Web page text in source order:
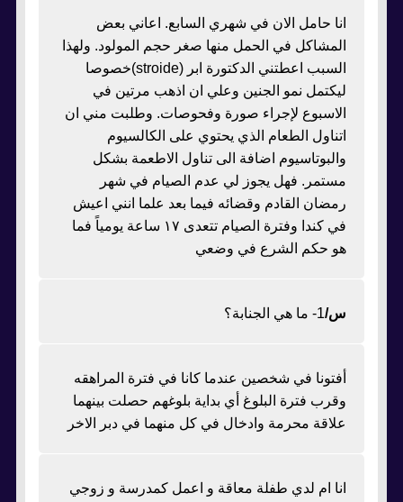
انا حامل الان في شهري السابع. اعاني بعض
المشاكل في الحمل منها صغر حجم المولود. ولهذا
السبب اعطتني الدكتورة ابر (stroide)خصوصا
ليكتمل نمو الجنين وعلي ان اذهب مرتين في
الاسبوع لإجراء صورة وفحوصات. وطلبت مني ان
اتناول الطعام الذي يحتوي على الكالسيوم
والبوتاسيوم اضافة الى تناول الاطعمة بشكل
مستمر. فهل يجوز لي عدم الصيام في شهر
رمضان القادم وقضائه فيما بعد علما انني اعيش
في كندا وفترة الصيام تتعدى ١٧ ساعة يومياً فما
هو حكم الشرع في وضعي
س/1- ما هي الجنابة؟
أفتونا في شخصين عندما كانا في فترة المراهقه
وقرب فترة البلوغ أي بداية بلوغهم حصلت بينهما
علاقة محرمة وادخال في كل منهما في دبر الاخر
انا ام لدي طفلة معاقة و اعمل كمدرسة و زوجي